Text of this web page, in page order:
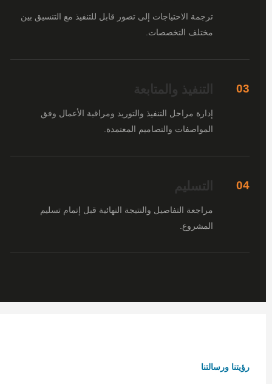
ترجمة الاحتياجات إلى تصور قابل للتنفيذ مع التنسيق بين
مختلف التخصصات.
03 التنفيذ والمتابعة
إدارة مراحل التنفيذ والتوريد ومراقبة الأعمال وفق
المواصفات والتصاميم المعتمدة.
04 التسليم
مراجعة التفاصيل والنتيجة النهائية قبل إتمام تسليم
المشروع.
رؤيتنا ورسالتنا